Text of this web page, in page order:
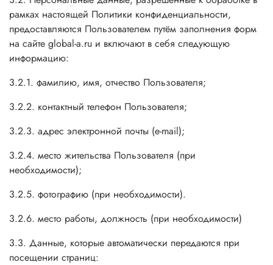
рамках настоящей Политики конфиденциальности,
предоставляются Пользователем путём заполнения форм
на сайте global-a.ru и включают в себя следующую
информацию:
3.2.1. фамилию, имя, отчество Пользователя;
3.2.2. контактный телефон Пользователя;
3.2.3. адрес электронной почты (e-mail);
3.2.4. место жительства Пользователя (при
необходимости);
3.2.5. фотографию (при необходимости).
3.2.6. место работы, должность (при необходимости)
3.3. Данные, которые автоматически передаются при
посещении страниц: